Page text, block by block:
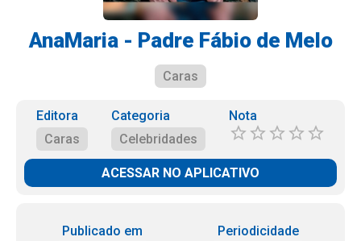
AnaMaria - Padre Fábio de Melo
Caras
Editora
Caras
Categoria
Celebridades
Nota
ACESSAR NO APLICATIVO
Publicado em
Periodicidade